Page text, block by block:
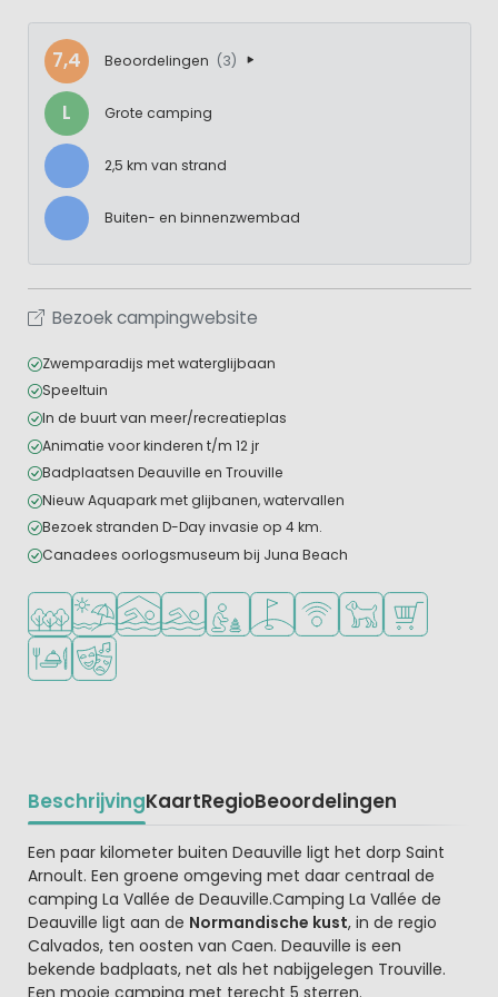
7,4 Beoordelingen (3)
L Grote camping
2,5 km van strand
Buiten- en binnenzwembad
Bezoek campingwebsite
Zwemparadijs met waterglijbaan
Speeltuin
In de buurt van meer/recreatieplas
Animatie voor kinderen t/m 12 jr
Badplaatsen Deauville en Trouville
Nieuw Aquapark met glijbanen, watervallen
Bezoek stranden D-Day invasie op 4 km.
Canadees oorlogsmuseum bij Juna Beach
Ligt in een bosrijke omgeving
Ligt bij strand en zee
Overdekt zwembad
Openlucht zwembad
Aanbevolen voor jonge kinderen
Golfbaan in de buurt
WiFi beschikbaar
Huisdieren
Restaurant of pizzeria
Animatieprogramma
BeschrijvingKaartRegioBeoordelingen
Beschrijving
Een paar kilometer buiten Deauville ligt het dorp Saint
Arnoult. Een groene omgeving met daar centraal de
camping La Vallée de Deauville.Camping La Vallée de
Deauville ligt aan de Normandische kust, in de regio
Calvados, ten oosten van Caen. Deauville is een
bekende badplaats, net als het nabijgelegen Trouville.
Een mooie camping met terecht 5 sterren.